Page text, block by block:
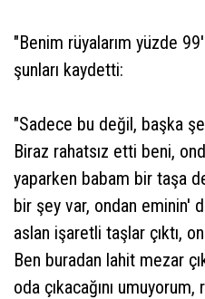
"Benim rüyalarım yüzde
şunları kaydetti:
"Sadece bu değil, başka
Biraz rahatsız etti beni,
yaparken babam bir taşa
bir şey var, ondan eminin'
aslan işaretli taşlar çıktı,
Ben buradan lahit mezar
oda çıkacağını